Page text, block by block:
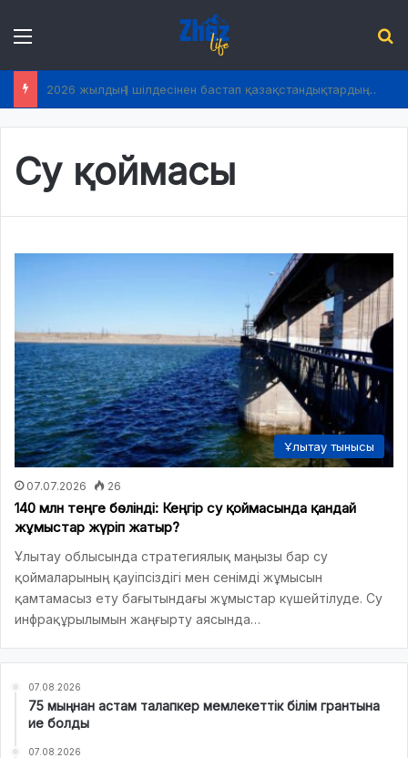
2026 жылдың 1 шілдесінен бастап қазақстандықтардың өмірінде не өзгереді?
Су қоймасы
Ұлытау тынысы
07.07.2026 26
140 млн теңге бөлінді: Кеңгір су қоймасында қандай
жұмыстар жүріп жатыр?
Ұлытау облысында стратегиялық маңызы бар су
қоймаларының қауіпсіздігі мен сенімді жұмысын
қамтамасыз ету бағытындағы жұмыстар күшейтілуде. Су
инфрақұрылымын жаңғырту аясында…
07.08.2026
75 мыңнан астам талапкер мемлекеттік білім грантына
ие болды
07.08.2026